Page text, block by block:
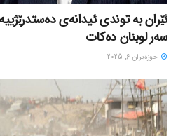
ئێران بە توندی ئیدانەی
سەر لوبنان دەکات
حوزه‌یران 6, 2025